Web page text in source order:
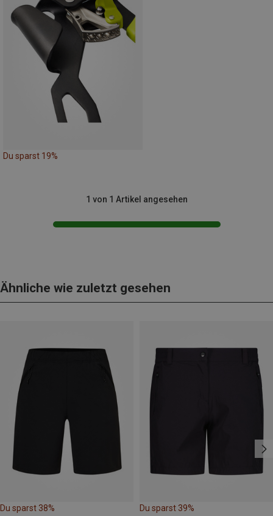
Du sparst 19%
1 von 1 Artikel angesehen
Ähnliche wie zuletzt gesehen
Du sparst 38% Du sparst 39%